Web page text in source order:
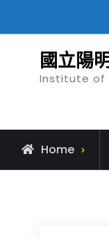
國立陽
Institute of
Home